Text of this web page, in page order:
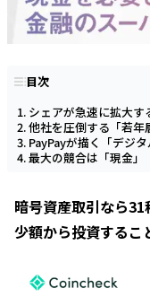
目次
シェアが急速に拡大す
他社を圧倒する「若年
PayPayが描く「デジ
最大の競合は「現金」
暗号資産取引なら
少額から投資する